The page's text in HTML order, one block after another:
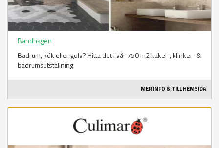
Bandhagen
Badrum, kök eller golv? Hitta det i vår 750 m2 kakel-, klinker- &
badrumsutställning.
MER INFO & TILL HEMSIDA